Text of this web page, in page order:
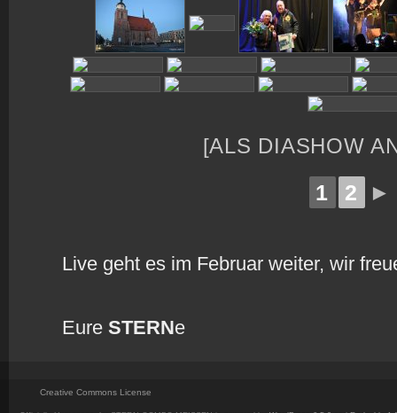
[ALS DIASHOW
1 2 ►
Live geht es im Februar weiter, wir
Eure STERNe
Creative Commons License